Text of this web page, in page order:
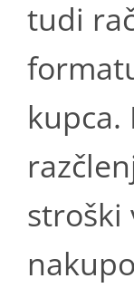
tudi
kupca.
stroški